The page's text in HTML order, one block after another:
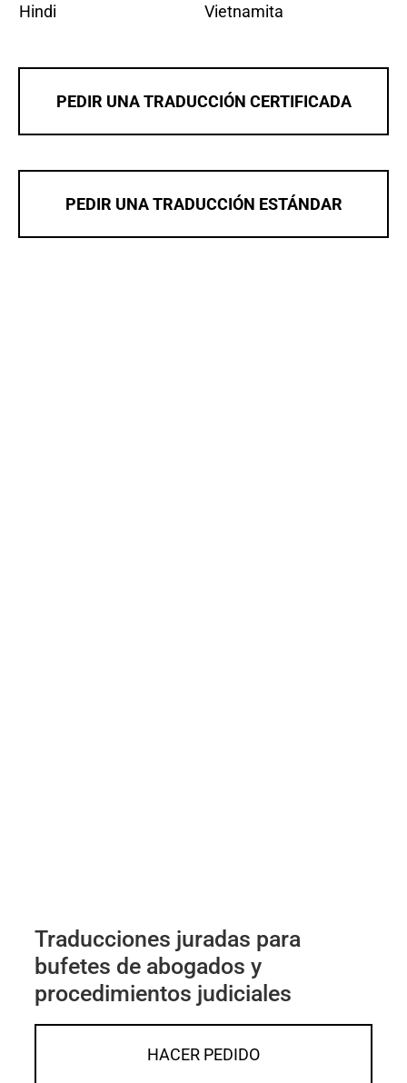
Hindi
Vietnamita
PEDIR UNA TRADUCCIÓN CERTIFICADA
PEDIR UNA TRADUCCIÓN ESTÁNDAR
Traducciones juradas para
bufetes de abogados y
procedimientos judiciales
HACER PEDIDO